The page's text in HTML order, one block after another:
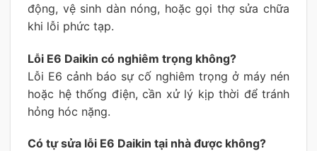
động, vệ sinh dàn nóng, hoặc gọi thợ sửa chữa
khi lỗi phức tạp.
Lỗi E6 Daikin có nghiêm trọng không?
Lỗi E6 cảnh báo sự cố nghiêm trọng ở máy nén
hoặc hệ thống điện, cần xử lý kịp thời để tránh
hỏng hóc nặng.
Có tự sửa lỗi E6 Daikin tại nhà được không?